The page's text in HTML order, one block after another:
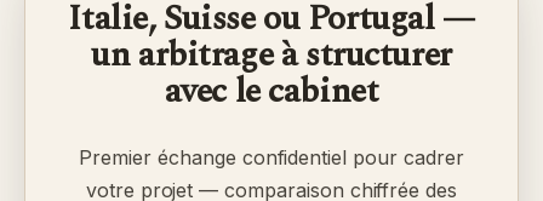
Italie, Suisse ou Portugal —
un arbitrage à structurer
avec le cabinet
Premier échange confidentiel pour cadrer
votre projet — comparaison chiffrée des